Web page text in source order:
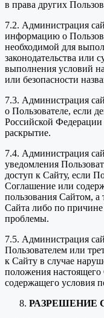
в права других
7.2. Администрация
информацию о
необходимой для
законодательства или
выполнения условий
или безопасности
7.3. Администрация
о Пользователе, если
Российской Федерации
раскрытие.
7.4. Администрация
уведомления
доступ к Сайту, если
Соглашение или
пользования Сайтом, а
Сайта либо по
проблемы.
7.5. Администрация
Пользователем или
к Сайту в случае
положения
содержащего условия
РАЗРЕШЕНИЕ